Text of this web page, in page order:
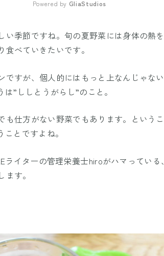
Mute
Powered by GliaStudios
い季節ですね。旬の夏野菜には身体の熱を
べていきたいです。
すが、個人的にはもっと上なんじゃない
”ししとうがらし”のこと。
も仕方がない野菜でもあります。というこ
とですよね。
イターの管理栄養士hiroがハマっている、
す。